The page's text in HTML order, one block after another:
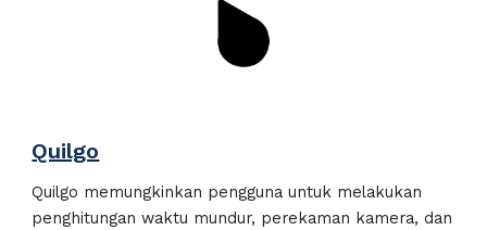
Quilgo
Quilgo memungkinkan pengguna untuk melakukan
penghitungan waktu mundur, perekaman kamera, dan